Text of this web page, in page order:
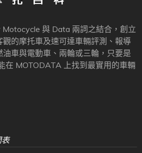
與 Data 兩詞之結合，創立
觀的摩托車及速可達車輛評測、報導
車與電動車、兩輪或三輪，只要是
在 MOTODATA 上找到最實用的車輛
表